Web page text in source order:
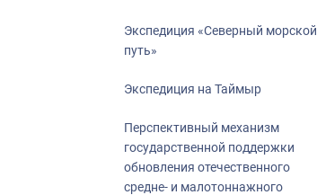
Экспедиция «Северный морской
путь»
Экспедиция на Таймыр
Перспективный механизм
государственной поддержки
обновления отечественного
средне- и малотоннажного